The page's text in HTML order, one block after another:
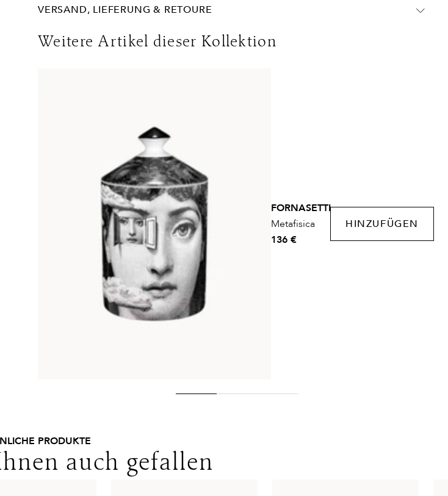
VERSAND, LIEFERUNG & RETOURE
Lieferinformationen für Deutschland:
DHL
DHL Express
Bedingungen. Für den Versand ins Ausland gelten andere Versandkosten.
Weitere Artikel dieser Kollektion
FORNASETTI
Metafisica
136 €
HINZUFÜGEN
PRODUKTE
auch gefallen